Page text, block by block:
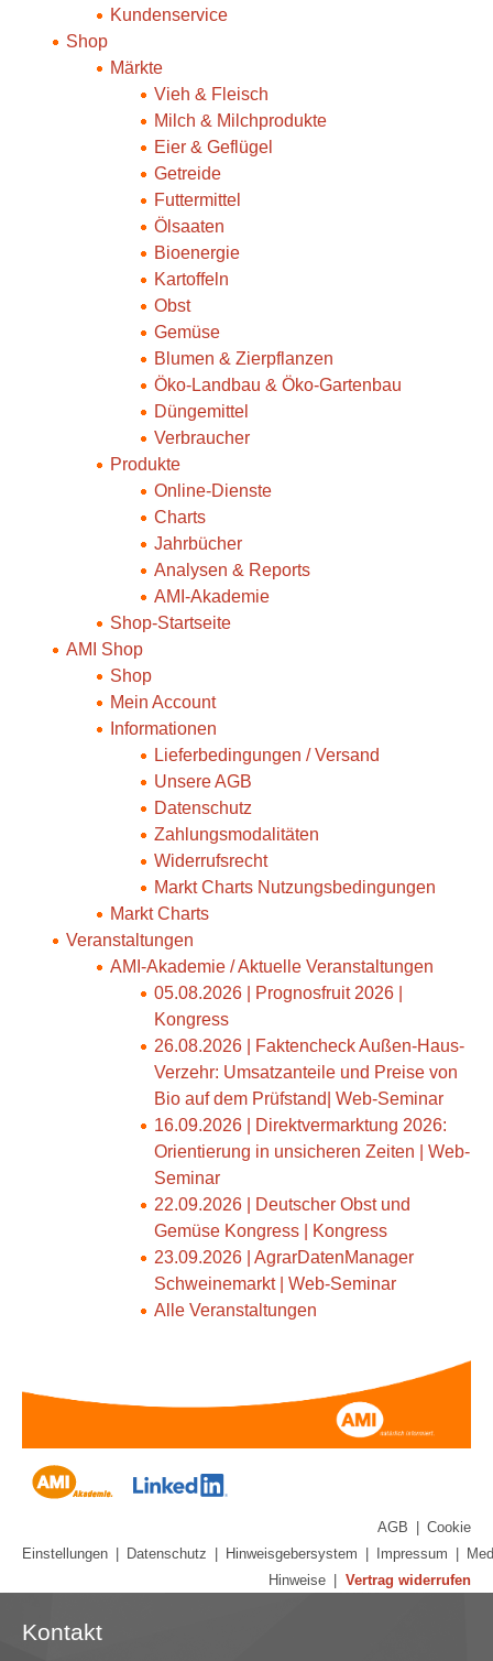
Kundenservice
Shop
Märkte
Vieh & Fleisch
Milch & Milchprodukte
Eier & Geflügel
Getreide
Futtermittel
Ölsaaten
Bioenergie
Kartoffeln
Obst
Gemüse
Blumen & Zierpflanzen
Öko-Landbau & Öko-Gartenbau
Düngemittel
Verbraucher
Produkte
Online-Dienste
Charts
Jahrbücher
Analysen & Reports
AMI-Akademie
Shop-Startseite
AMI Shop
Shop
Mein Account
Informationen
Lieferbedingungen / Versand
Unsere AGB
Datenschutz
Zahlungsmodalitäten
Widerrufsrecht
Markt Charts Nutzungsbedingungen
Markt Charts
Veranstaltungen
AMI-Akademie / Aktuelle Veranstaltungen
05.08.2026 | Prognosfruit 2026 |
Kongress
26.08.2026 | Faktencheck Außen-Haus-
Verzehr: Umsatzanteile und Preise von
Bio auf dem Prüfstand| Web-Seminar
16.09.2026 | Direktvermarktung 2026:
Orientierung in unsicheren Zeiten | Web-
Seminar
22.09.2026 | Deutscher Obst und
Gemüse Kongress | Kongress
23.09.2026 | AgrarDatenManager
Schweinemarkt | Web-Seminar
Alle Veranstaltungen
AGB
Cookie
Einstellungen
Datenschutz Hinweisgebersystem Impressum
Hinweise
Vertrag widerrufen
Kontakt